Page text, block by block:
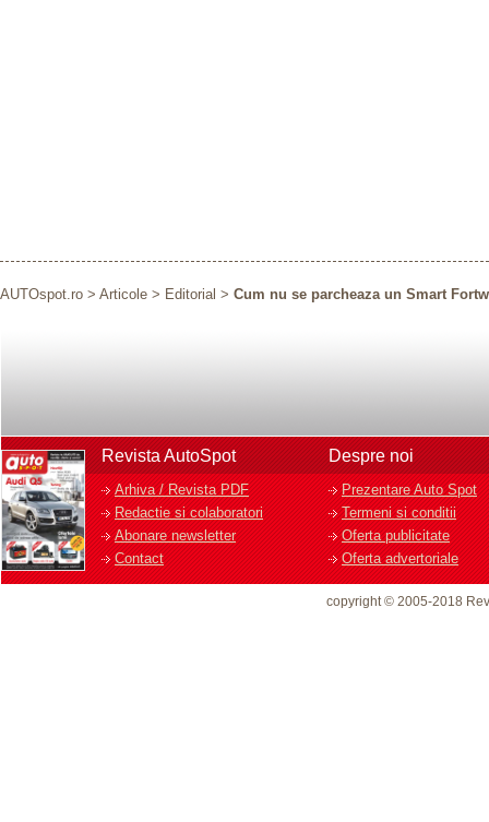
AUTOspot.ro > Articole > Editorial > Cum nu se parcheaza un Smart
Revista AutoSpot
Arhiva / Revista PDF
Redactie si colaboratori
Abonare newsletter
Contact
Despre noi
Prezentare Auto Spot
Termeni si conditii
Oferta publicitate
Oferta advertoriale
copyright © 2005-2018